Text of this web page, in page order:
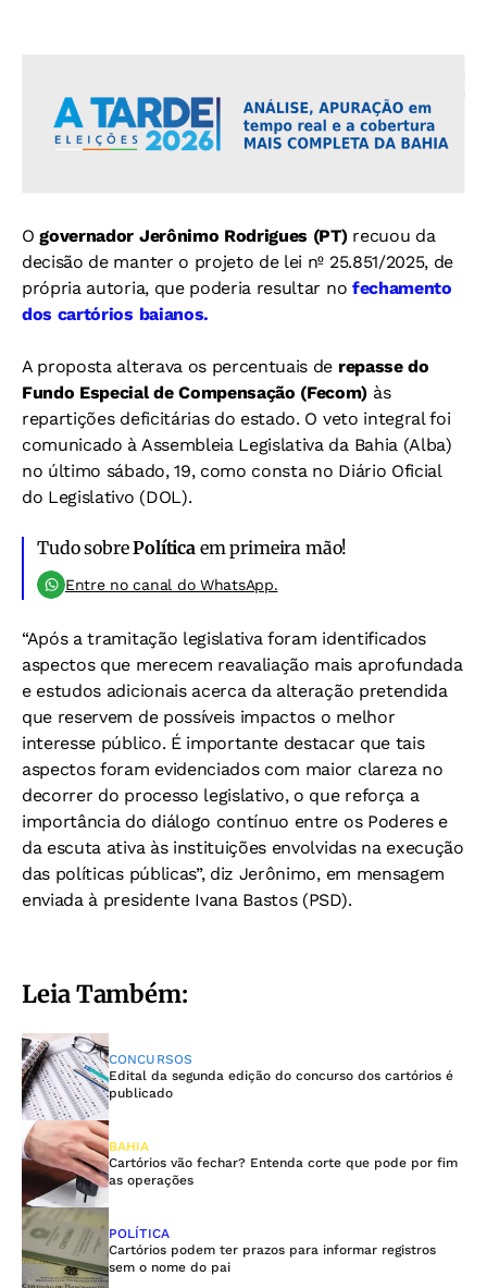
Ogovernador Jerônimo Rodrigues (PT)recuou da
decisão de manter o projeto de lei nº 25.851/2025, de
própria autoria, que poderia resultar no fechamento
dos cartórios baianos.
A proposta alterava os percentuais de repasse do
Fundo Especial de Compensação (Fecom) às
repartições deficitárias do estado. O veto integral foi
comunicado à Assembleia Legislativa da Bahia (Alba)
no último sábado, 19, como consta no Diário Oficial
do Legislativo (DOL).
Tudo sobrePolíticaem primeira mão!
Entre no canal do WhatsApp.
“Após a tramitação legislativa foram identificados
aspectos que merecem reavaliação mais aprofundada
e estudos adicionais acerca da alteração pretendida
que reservem de possíveis impactos o melhor
interesse público. É importante destacar que tais
aspectos foram evidenciados com maior clareza no
decorrer do processo legislativo, o que reforça a
importância do diálogo contínuo entre os Poderes e
da escuta ativa às instituições envolvidas na execução
das políticas públicas”, diz Jerônimo, em mensagem
enviada à presidente Ivana Bastos (PSD).
Leia Também:
CONCURSOS
Edital da segunda edição do concurso dos cartórios é
publicado
BAHIA
Cartórios vão fechar? Entenda corte que pode por fim
as operações
POLÍTICA
Cartórios podem ter prazos para informar registros
sem o nome do pai